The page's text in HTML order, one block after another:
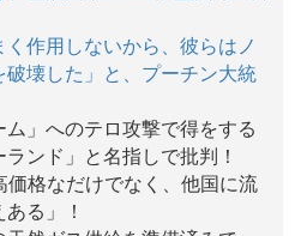
く作用しないから、彼らはノ
破壊した」と、プーチン大統
ム」へのテロ攻撃で得をする
ンド」と名指しで批判！
価格なだけでなく、他国に流
る」！